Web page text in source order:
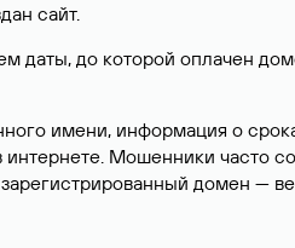
сайт.
до которой оплачен
имени, информация о
Мошенники часто
домен —